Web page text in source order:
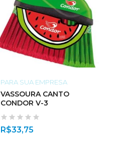
PARA SUA EMPRESA
VASSOURA CANTO
CONDOR V-3
R$33,75